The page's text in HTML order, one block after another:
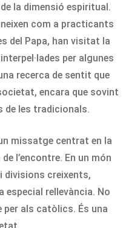
la dimensió espiritual.
com a practicants
del Papa, han visitat la
per algunes
recerca de sentit que
encara que sovint
de les tradicionals.
missatge centrat en la
l’encontre. En un món
divisions creixents,
especial rellevància. No
als catòlics. És una